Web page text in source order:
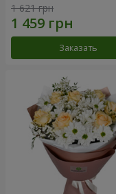
1 621 грн
Заказать